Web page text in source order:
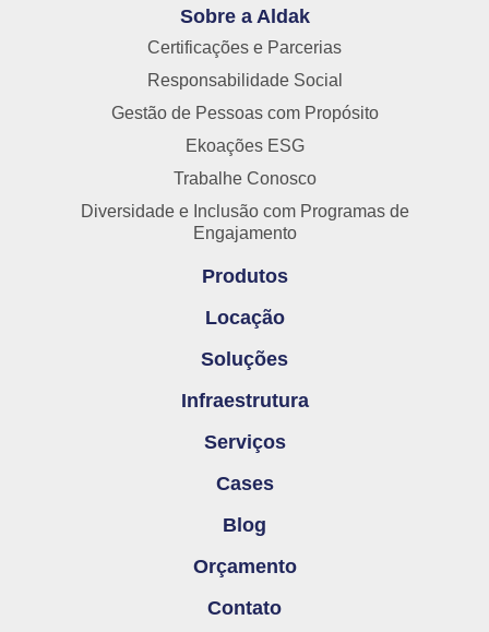
Sobre a Aldak
Certificações e Parcerias
Responsabilidade Social
Gestão de Pessoas com Propósito
Ekoações ESG
Trabalhe Conosco
Diversidade e Inclusão com Programas de
Engajamento
Produtos
Locação
Soluções
Infraestrutura
Serviços
Cases
Blog
Orçamento
Contato